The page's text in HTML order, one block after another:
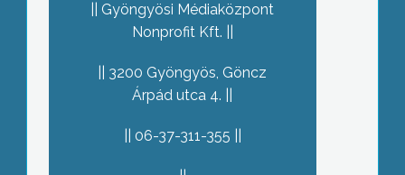
Gyöngyösi Médiaközpont
Nonprofit Kft.
3200 Gyöngyös, Göncz
Árpád utca 4.
06-37-311-355